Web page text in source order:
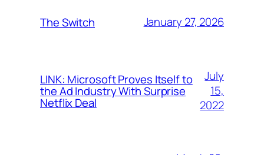
The Switch January 27, 2026
LINK: Microsoft Proves Itself to
the Ad Industry With Surprise
Netflix Deal
July
15,
2022